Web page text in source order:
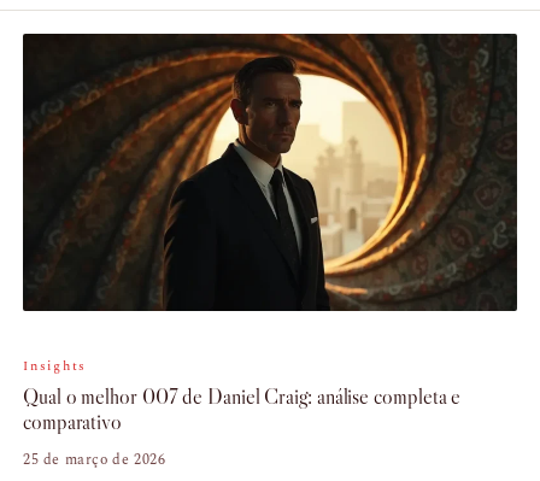
Insights
Qual o melhor 007 de Daniel Craig: análise completa e
comparativo
25 de março de 2026